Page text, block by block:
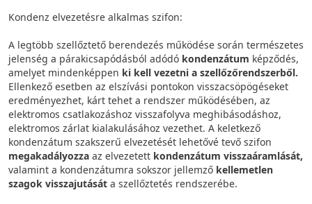
Kondenz elvezetésre alkalmas szifon:
A legtöbb szellőztető berendezés működése során természetes
jelenség a párakicsapódásból adódó kondenzátum képződés,
amelyet mindenképpen ki kell vezetni a szellőzőrendszerből.
Ellenkező esetben az elszívási pontokon visszacsöpögéseket
eredményezhet, kárt tehet a rendszer működésében, az
elektromos csatlakozáshoz visszafolyva meghibásodáshoz,
elektromos zárlat kialakulásához vezethet. A keletkező
kondenzátum szakszerű elvezetését lehetővé tevő szifon
megakadályozza az elvezetett kondenzátum visszaáramlását,
valamint a kondenzátumra sokszor jellemző kellemetlen
szagok visszajutását a szellőztetés rendszerébe.